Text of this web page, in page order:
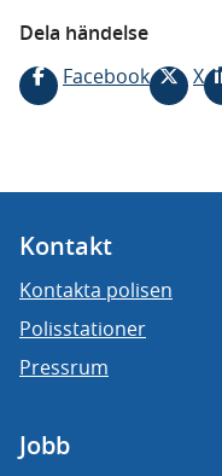
Dela händelse
Facebook
X
Kontakt
Kontakta polisen
Polisstationer
Pressrum
Jobb